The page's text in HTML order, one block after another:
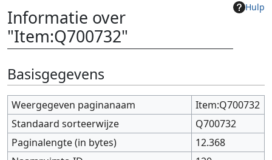
Hulp
Informatie over
"Item:Q700732"
Ga naar:
Basisgegevens
Weergegeven paginanaam
Item:Q700732
Standaard sorteerwijze
Q700732
Paginalengte (in bytes)
12.368